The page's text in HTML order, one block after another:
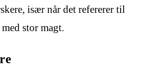
især når det refererer til
stor magt.